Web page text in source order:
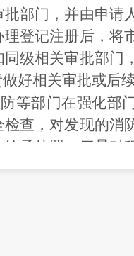
部门，并由申请
理登记注册后，将
级相关审批部门
好相关审批或后续
等部门在强化部
检查，对发现的消
予处罚；
二是对
罪活动；三是加强